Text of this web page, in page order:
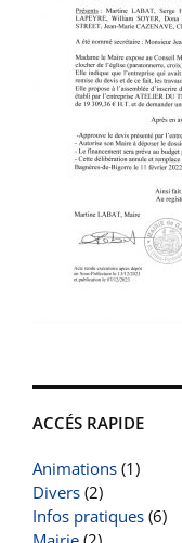
ACCÉS RAPIDE
Animations (1)
Divers (2)
Infos pratiques (6)